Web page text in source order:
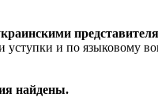
и по языковому
найдены.